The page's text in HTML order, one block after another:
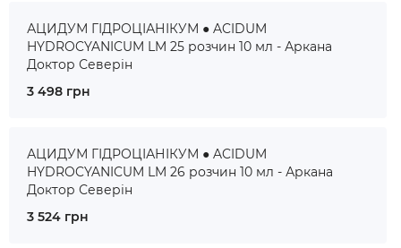
АЦИДУМ ГІДРОЦІАНІКУМ ● ACIDUM
HYDROCYANICUM LM 25 розчин 10 мл - Аркана
Доктор Северін
3 498 грн
АЦИДУМ ГІДРОЦІАНІКУМ ● ACIDUM
HYDROCYANICUM LM 26 розчин 10 мл - Аркана
Доктор Северін
3 524 грн